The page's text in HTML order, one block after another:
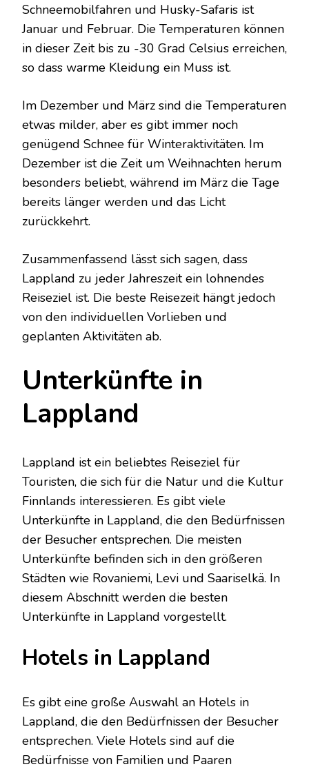
Schneemobilfahren und Husky-Safaris ist
Januar und Februar. Die Temperaturen können
in dieser Zeit bis zu -30 Grad Celsius erreichen,
so dass warme Kleidung ein Muss ist.
Im Dezember und März sind die Temperaturen
etwas milder, aber es gibt immer noch
genügend Schnee für Winteraktivitäten. Im
Dezember ist die Zeit um Weihnachten herum
besonders beliebt, während im März die Tage
bereits länger werden und das Licht
zurückkehrt.
Zusammenfassend lässt sich sagen, dass
Lappland zu jeder Jahreszeit ein lohnendes
Reiseziel ist. Die beste Reisezeit hängt jedoch
von den individuellen Vorlieben und
geplanten Aktivitäten ab.
Unterkünfte in
Lappland
Lappland ist ein beliebtes Reiseziel für
Touristen, die sich für die Natur und die Kultur
Finnlands interessieren. Es gibt viele
Unterkünfte in Lappland, die den Bedürfnissen
der Besucher entsprechen. Die meisten
Unterkünfte befinden sich in den größeren
Städten wie Rovaniemi, Levi und Saariselkä. In
diesem Abschnitt werden die besten
Unterkünfte in Lappland vorgestellt.
Hotels in Lappland
Es gibt eine große Auswahl an Hotels in
Lappland, die den Bedürfnissen der Besucher
entsprechen. Viele Hotels sind auf die
Bedürfnisse von Familien und Paaren